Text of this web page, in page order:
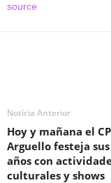
source
Noticia Anterior
Hoy y mañana el
Arguello festeja sus
años con
culturales y shows